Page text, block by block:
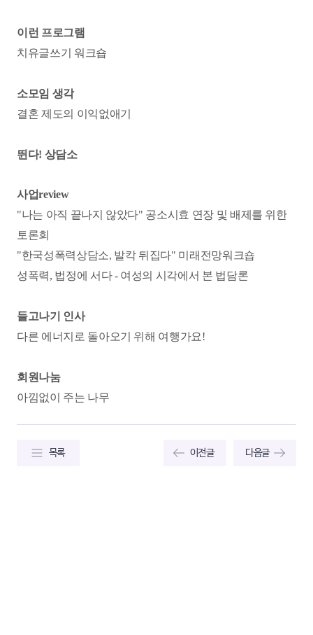
이런 프로그램
치유글쓰기 워크숍
소모임 생각
결혼 제도의 이익없애기
뛴다! 상담소
사업review
"나는 아직 끝나지 않았다" 공소시효 연장 및 배제를 위한
토론회
"한국성폭력상담소, 발칵 뒤집다" 미래전망워크숍
성폭력, 법정에 서다 - 여성의 시각에서 본 법담론
들고나기 인사
다른 에너지로 돌아오기 위해 여행가요!
회원나눔
아낌없이 주는 나무
목록 이전글 다음글